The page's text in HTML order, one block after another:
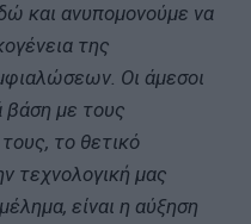
και ανυπομονούμε να
της
Οι άμεσοι
βάση με τους
το θετικό
τεχνολογική μας
είναι η αύξηση